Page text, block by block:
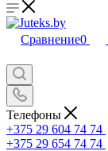
Сравнение0
Телефоны
+375 29 604 74 74
+375 29 654 74 74